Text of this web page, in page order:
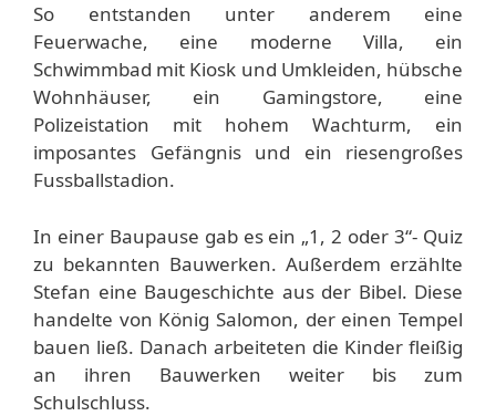
So entstanden unter anderem eine
Feuerwache, eine moderne Villa, ein
Schwimmbad mit Kiosk und Umkleiden, hübsche
Wohnhäuser, ein Gamingstore, eine
Polizeistation mit hohem Wachturm, ein
imposantes Gefängnis und ein riesengroßes
Fussballstadion.
In einer Baupause gab es ein „1, 2 oder 3“- Quiz
zu bekannten Bauwerken. Außerdem erzählte
Stefan eine Baugeschichte aus der Bibel. Diese
handelte von König Salomon, der einen Tempel
bauen ließ. Danach arbeiteten die Kinder fleißig
an ihren Bauwerken weiter bis zum
Schulschluss.